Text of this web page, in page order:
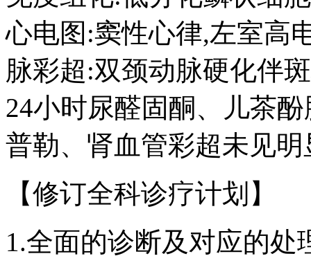
心电图:窦性心律,左室高
脉彩超:双颈动脉硬化伴
24小时尿醛固酮、儿茶
普勒、肾血管彩超未见
【修订全科诊疗计划】
1.全面的诊断及对应的处